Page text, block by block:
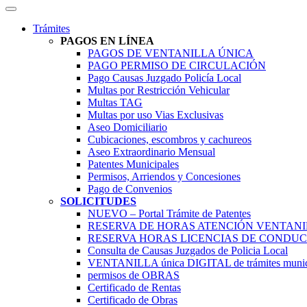
Trámites
PAGOS EN LÍNEA
PAGOS DE VENTANILLA ÚNICA
PAGO PERMISO DE CIRCULACIÓN
Pago Causas Juzgado Policía Local
Multas por Restricción Vehicular
Multas TAG
Multas por uso Vias Exclusivas
Aseo Domiciliario
Cubicaciones, escombros y cachureos
Aseo Extraordinario Mensual
Patentes Municipales
Permisos, Arriendos y Concesiones
Pago de Convenios
SOLICITUDES
NUEVO – Portal Trámite de Patentes
RESERVA DE HORAS ATENCIÓN
RESERVA HORAS LICENCIAS DE
Consulta de Causas Juzgados de Policia Local
VENTANILLA única DIGITAL de trámites
permisos de OBRAS
Certificado de Rentas
Certificado de Obras